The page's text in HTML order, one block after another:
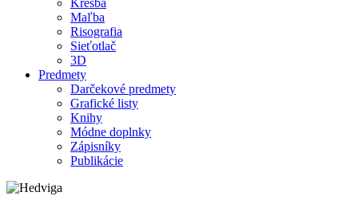
Kresba
Maľba
Risografia
Sieťotlač
3D
Predmety
Darčekové predmety
Grafické listy
Knihy
Módne doplnky
Zápisníky
Publikácie